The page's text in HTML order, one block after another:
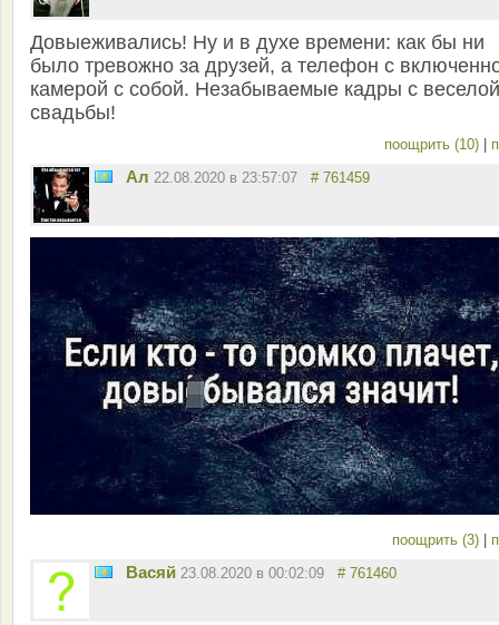
Довыеживались! Ну и в духе времени: как бы ни
было тревожно за друзей, а телефон с
камерой с собой. Незабываемые кадры с веселой
свадьбы!
поощрить (10)
Ал 22.08.2020 в 23:57:07 # 761459
поощрить (3)
Васяй 23.08.2020 в 00:02:09 # 761460